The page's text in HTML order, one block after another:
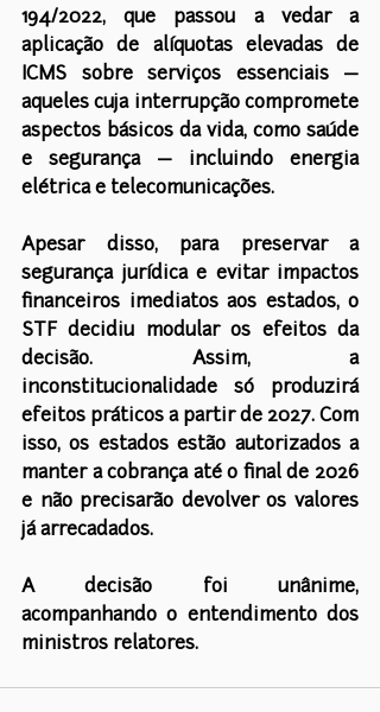
194/2022, que passou a vedar a
aplicação de alíquotas elevadas de
ICMS sobre serviços essenciais —
aqueles cuja interrupção compromete
aspectos básicos da vida, como saúde
e segurança — incluindo energia
elétrica e telecomunicações.
Apesar disso, para preservar a
segurança jurídica e evitar impactos
financeiros imediatos aos estados, o
STF decidiu modular os efeitos da
decisão. Assim, a
inconstitucionalidade só produzirá
efeitos práticos a partir de 2027. Com
isso, os estados estão autorizados a
manter a cobrança até o final de 2026
e não precisarão devolver os valores
já arrecadados.
A decisão foi unânime,
acompanhando o entendimento dos
ministros relatores.